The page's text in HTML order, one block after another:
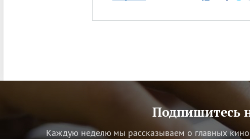
Подпишитесь
Каждую неделю мы рассказываем о главных